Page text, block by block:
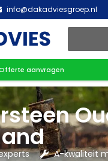
info@dakadviesgroep.nl
aanvragen
A-kwaliteit